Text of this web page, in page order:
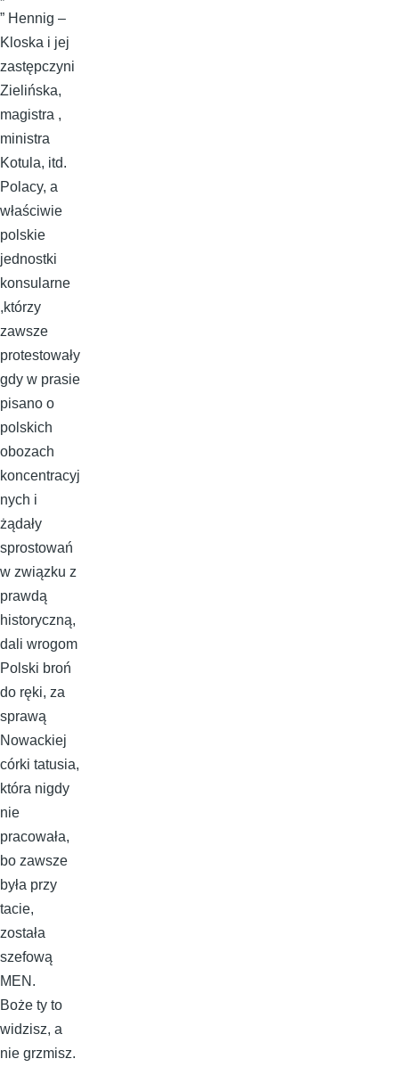
” Hennig –
Kloska i jej
zastępczyni
Zielińska,
magistra ,
ministra
Kotula, itd.
Polacy, a
właściwie
polskie
jednostki
konsularne
,którzy
zawsze
protestowały
gdy w prasie
pisano o
polskich
obozach
koncentracyj
nych i
żądały
sprostowań
w związku z
prawdą
historyczną,
dali wrogom
Polski broń
do ręki, za
sprawą
Nowackiej
córki tatusia,
która nigdy
nie
pracowała,
bo zawsze
była przy
tacie,
została
szefową
MEN.
Boże ty to
widzisz, a
nie grzmisz.